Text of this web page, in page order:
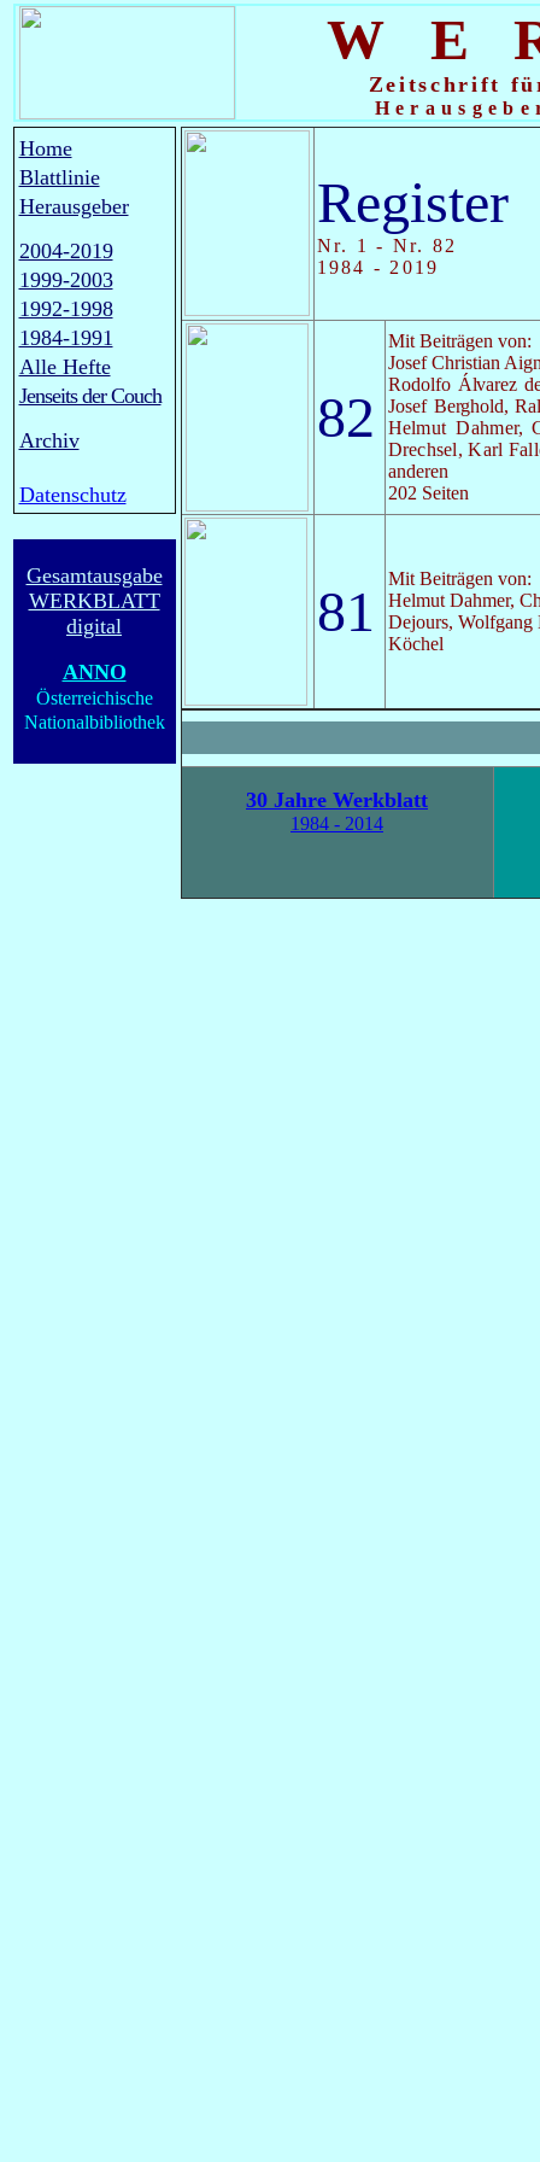
Zeitschrift
Home
Blattlinie
Herausgeber
2004-2019
1999-2003
1992-1998
1984-1991
Alle Hefte
Jenseits der Couch
Archiv
Datenschutz
Gesamtausgabe
WERKBLATT
digital
ANNO
Österreichische
Nationalbibliothek
Register
Nr. 1 - Nr. 82
1984 - 2019
82
Mit Beiträgen von:
Josef Christian
Rodolfo Álvarez
Josef Berghold,
Helmut Dahmer,
Drechsel,Karl
anderen
202 Seiten
81
Mit Beiträgen von:
Helmut Dahmer,
Dejours, Wolfgang
Köchel
30 Jahre Werkblatt
1984 - 2014